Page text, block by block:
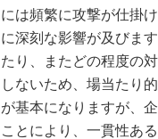
には頻繁に攻撃が仕掛
に深刻な影響が及びま
たり、またどの程度の
しないため、場当たり
が基本になりますが、
ことにより、一貫性あ